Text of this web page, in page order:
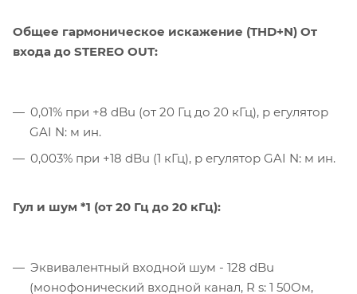
Общее гармоническое искажение (THD+N) От
входа до STEREO OUT:
0,01% при +8 dBu (от 20 Гц до 20 кГц), р егулятор
GAI N: м ин.
0,003% при +18 dBu (1 кГц), р егулятор GAI N: м ин.
Гул и шум *1 (от 20 Гц до 20 кГц):
Эквивалентный входной шум - 128 dBu
(монофонический входной канал, R s: 1 50Ом,